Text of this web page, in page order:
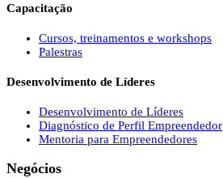
Capacitação
Cursos, treinamentos e workshops
Palestras
Desenvolvimento de Líderes
Desenvolvimento de Líderes
Diagnóstico de Perfil Empreendedor
Mentoria para Empreendedores
Negócios